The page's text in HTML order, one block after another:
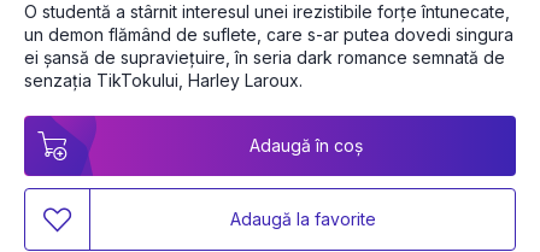
O studentă a stârnit interesul unei irezistibile forțe întunecate,
un demon flămând de suflete, care s-ar putea dovedi singura
ei șansă de supraviețuire, în seria dark romance semnată de
senzația TikTokului, Harley Laroux.
Adaugă în coș
Adaugă la favorite